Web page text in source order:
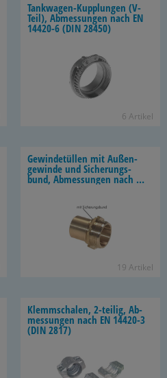
Tankwagen-​Kupplungen (V-​
Teil), Ab­mes­sun­gen nach EN
14420-​6 (DIN 28450)
6 Ar­ti­kel
Ge­win­de­tül­len mit Au­ßen­
ge­win­de und Si­che­rungs­
bund, Ab­mes­sun­gen nach EN
19 Ar­ti­kel
Klemm­scha­len, 2-​teilig, Ab­
mes­sun­gen nach EN 14420-​3
(DIN 2817)